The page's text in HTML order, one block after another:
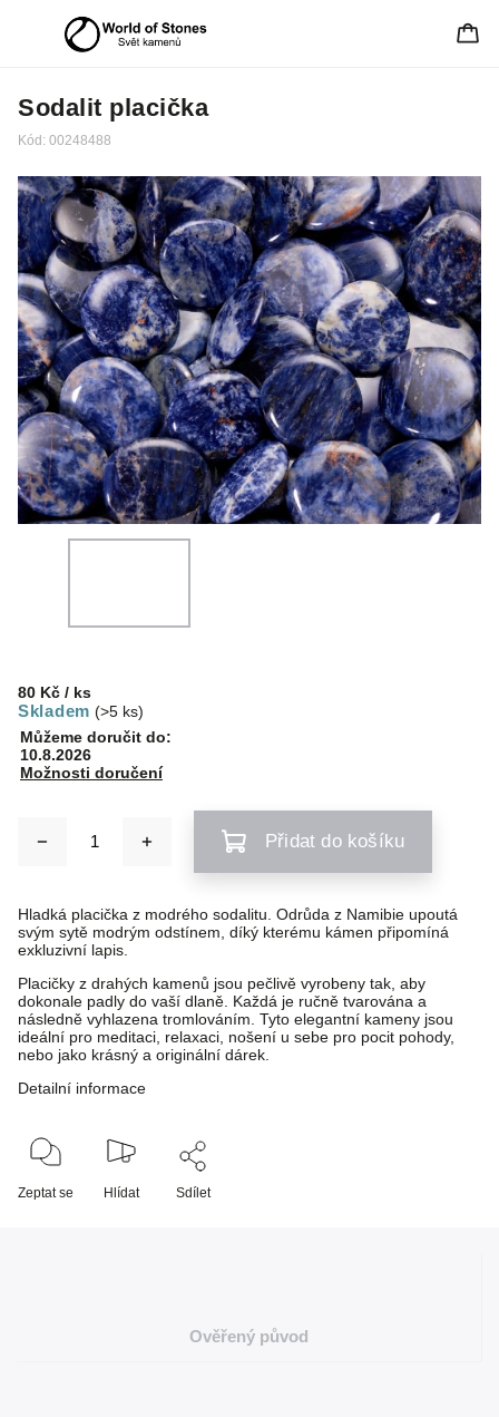
Sodalit placička
Kód: 00248488
80 Kč / ks
Skladem (>5 ks)
Můžeme doručit do:
10.8.2026
Možnosti doručení
Přidat do košíku
Hladká placička z modrého sodalitu. Odrůda z Namibie upoutá
svým sytě modrým odstínem, díký kterému kámen připomíná
exkluzivní lapis.
Placičky z drahých kamenů jsou pečlivě vyrobeny tak, aby
dokonale padly do vaší dlaně. Každá je ručně tvarována a
následně vyhlazena tromlováním. Tyto elegantní kameny jsou
ideální pro meditaci, relaxaci, nošení u sebe pro pocit pohody,
nebo jako krásný a originální dárek.
Detailní informace
Zeptat se Hlídat Sdílet
Ověřený původ